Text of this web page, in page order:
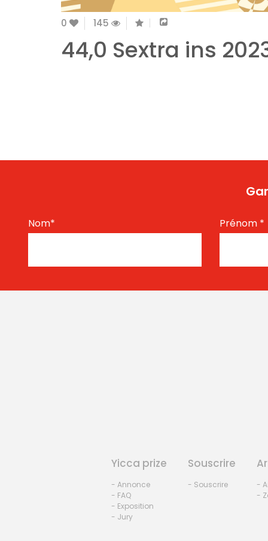
0 145
44,0 Sextra ins
Nom* Prénom *
Yicca prize
- Annonce
- FAQ
- Exposition
- Jury
Souscrire
- Souscrire
-
-